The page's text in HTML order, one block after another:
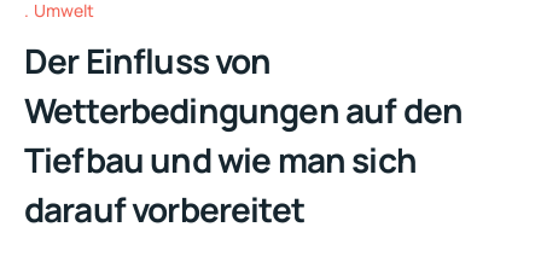
Umwelt
Der Einfluss von
Wetterbedingungen auf den
Tiefbau und wie man sich
darauf vorbereitet